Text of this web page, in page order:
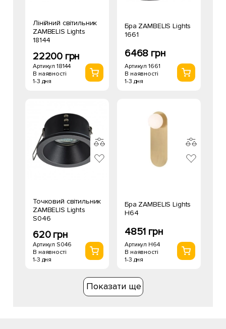
Лінійний світильник
ZAMBELIS Lights
18144
22200 грн
Артикул 18144
В наявності
1-3 дня
Бра ZAMBELIS Lights
1661
6468 грн
Артикул 1661
В наявності
1-3 дня
Точковий світильник
ZAMBELIS Lights
S046
620 грн
Артикул S046
В наявності
1-3 дня
Бра ZAMBELIS Lights
H64
4851 грн
Артикул H64
В наявності
1-3 дня
Показати ще